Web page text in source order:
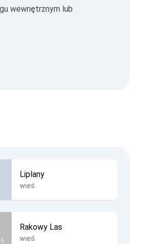
wewnętrznym lub
Liplany
wieś
Rakowy Las
wieś